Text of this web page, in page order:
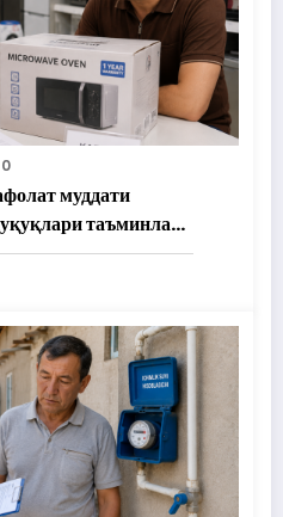
0
муддати
таъминлаб